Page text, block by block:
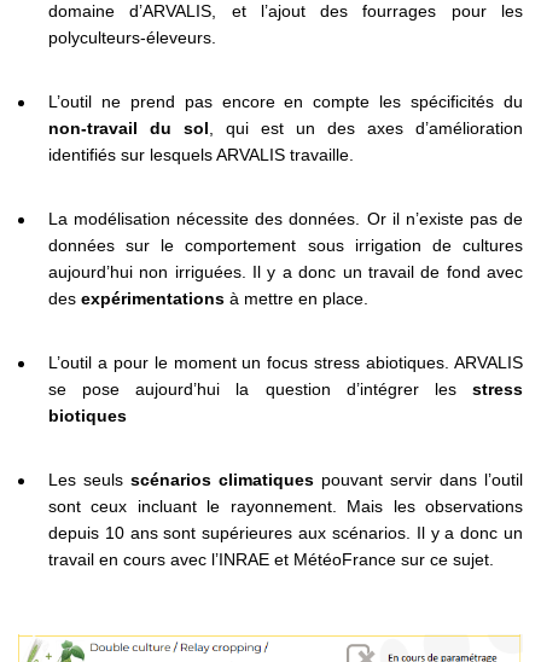
domaine d’ARVALIS, et l’ajout des fourrages pour les
polyculteurs-éleveurs.
L’outil ne prend pas encore en compte les spécificités du
non-travail du sol, qui est un des axes d’amélioration
identifiés sur lesquels ARVALIS travaille.
La modélisation nécessite des données. Or il n’existe pas de
données sur le comportement sous irrigation de cultures
aujourd’hui non irriguées. Il y a donc un travail de fond avec
des expérimentations à mettre en place.
L’outil a pour le moment un focus stress abiotiques. ARVALIS
se pose aujourd’hui la question d’intégrer les stress
biotiques
Les seuls scénarios climatiques pouvant servir dans l’outil
sont ceux incluant le rayonnement. Mais les observations
depuis 10 ans sont supérieures aux scénarios. Il y a donc un
travail en cours avec l’INRAE et MétéoFrance sur ce sujet.